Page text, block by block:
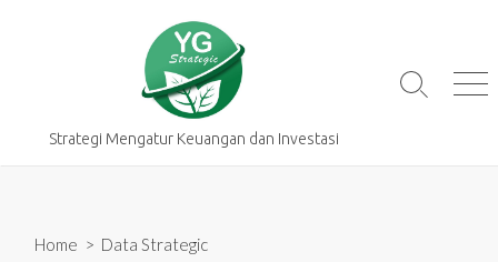
Strategi Mengatur Keuangan dan Investasi
Search
Home > Data Strategic